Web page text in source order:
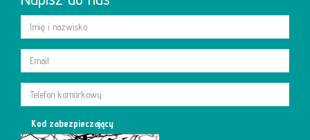
Kod zabezpieczający